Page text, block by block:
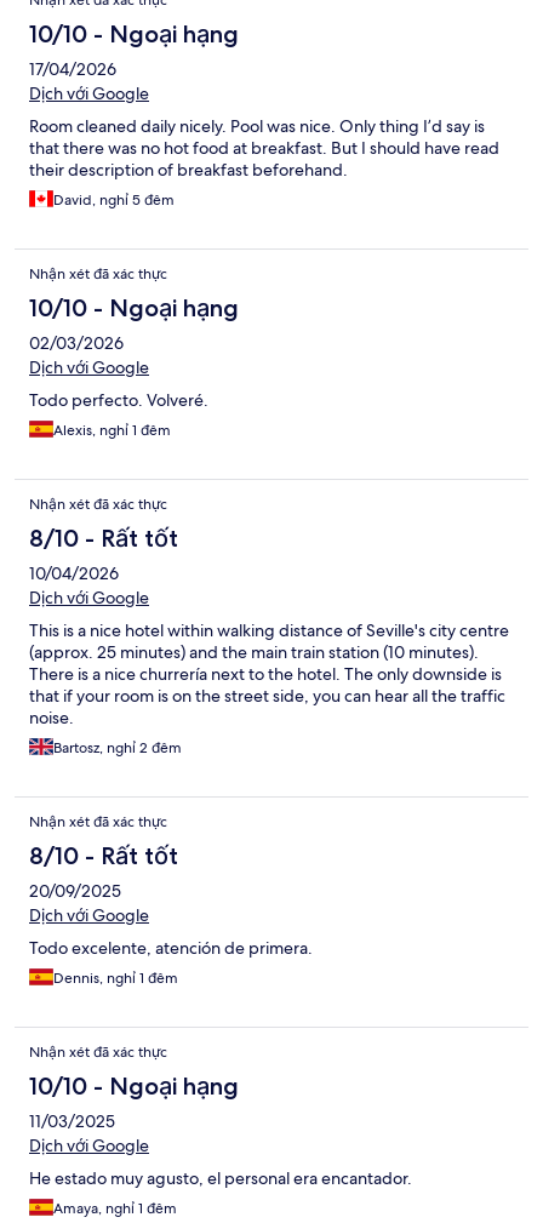
10/10 - Ngoại hạng
17/04/2026
Dịch với Google
Room cleaned daily nicely. Pool was nice. Only thing I’d say is
that there was no hot food at breakfast. But I should have read
their description of breakfast beforehand.
David, nghỉ 5 đêm
Nhận xét đã xác thực
10/10 - Ngoại hạng
02/03/2026
Dịch với Google
Todo perfecto. Volveré.
Alexis, nghỉ 1 đêm
Nhận xét đã xác thực
8/10 - Rất tốt
10/04/2026
Dịch với Google
This is a nice hotel within walking distance of Seville's city centre
(approx. 25 minutes) and the main train station (10 minutes).
There is a nice churrería next to the hotel. The only downside is
that if your room is on the street side, you can hear all the traffic
noise.
Bartosz, nghỉ 2 đêm
Nhận xét đã xác thực
8/10 - Rất tốt
20/09/2025
Dịch với Google
Todo excelente, atención de primera.
Dennis, nghỉ 1 đêm
Nhận xét đã xác thực
10/10 - Ngoại hạng
11/03/2025
Dịch với Google
He estado muy agusto, el personal era encantador.
Amaya, nghỉ 1 đêm